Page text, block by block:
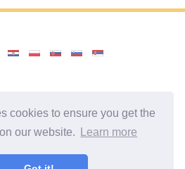
cookies to ensure you get the
our website.
Learn more
з усього світу. Статті
ситуаціях.
життя сучасного